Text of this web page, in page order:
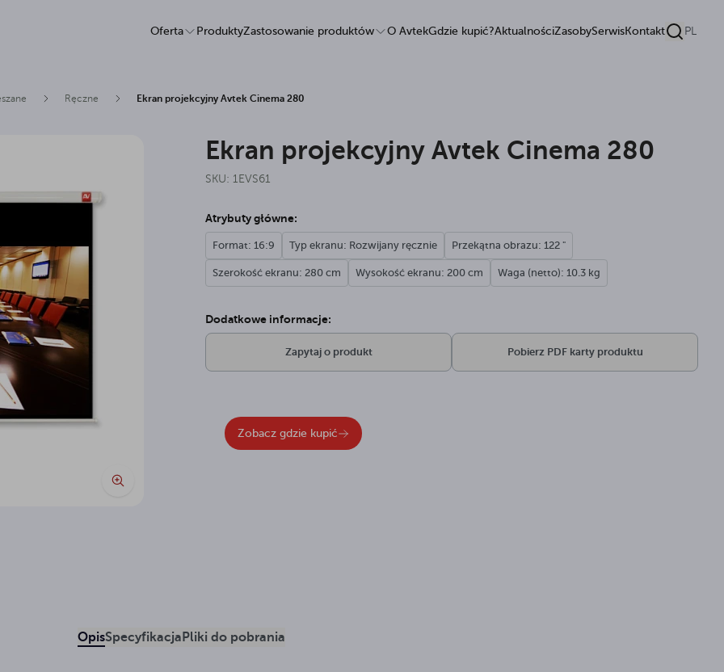
Oferta ProduktyZastosowanie produktów O AvtekGdzie kupić?AktualnościZasobySerwisKontakt PL
Ręczne Ekran projekcyjny Avtek Cinema 280
Ekran projekcyjny Avtek Cinema 280
SKU: 1EVS61
Atrybuty główne:
Format: 16:9 Typ ekranu: Rozwijany ręcznie Przekątna obrazu: 122 "
Szerokość ekranu: 280 cm Wysokość ekranu: 200 cm Waga (netto): 10.3 kg
Dodatkowe informacje:
Zapytaj o produkt Pobierz PDF karty produktu
Zobacz gdzie kupić
OpisSpecyfikacja Pliki do pobrania